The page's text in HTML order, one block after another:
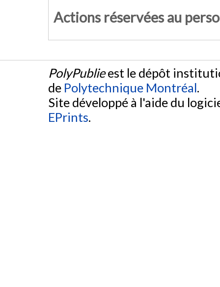
Actions réservées au
PolyPublieest le dépôt
de Polytechnique Montréal.
Site développé à l'aide du
EPrints.